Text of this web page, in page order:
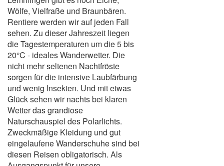
Wölfe, Vielfraße und Braunbären.
Rentiere werden wir auf jeden Fall
sehen. Zu dieser Jahreszeit liegen
die Tagestemperaturen um die 5 bis
20°C - ideales Wanderwetter. Die
nicht mehr seltenen Nachtfröste
sorgen für die intensive Laubfärbung
und wenig Insekten. Und mit etwas
Glück sehen wir nachts bei klaren
Wetter das grandiose
Naturschauspiel des Polarlichts.
Zweckmäßige Kleidung und gut
eingelaufene Wanderschuhe sind bei
diesen Reisen obligatorisch. Als